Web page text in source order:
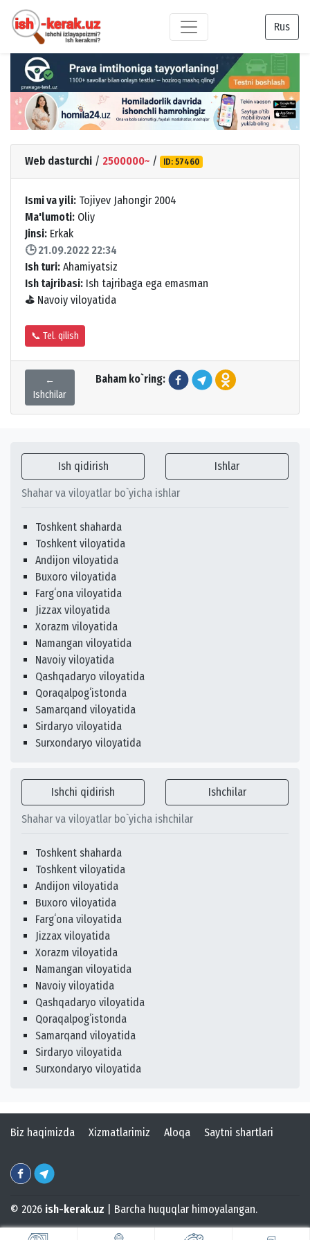
Rus
Web dasturchi / 2500000~ / ID: 57460
Ismi va yili: Tojiyev Jahongir 2004
Ma'lumoti: Oliy
Jinsi: Erkak
🕒 21.09.2022 22:34
Ish turi: Ahamiyatsiz
Ish tajribasi: Ish tajribaga ega emasman
⛳ Navoiy viloyatida
📞 Tel. qilish
←
Ishchilar
Baham ko`ring:
Ish qidirish Ishlar
Shahar va viloyatlar bo`yicha ishlar
Toshkent shaharda
Toshkent viloyatida
Andijon viloyatida
Buxoro viloyatida
Fargʻona viloyatida
Jizzax viloyatida
Xorazm viloyatida
Namangan viloyatida
Navoiy viloyatida
Qashqadaryo viloyatida
Qoraqalpogʻistonda
Samarqand viloyatida
Sirdaryo viloyatida
Surxondaryo viloyatida
Ishchi qidirish Ishchilar
Shahar va viloyatlar bo`yicha ishchilar
Toshkent shaharda
Toshkent viloyatida
Andijon viloyatida
Buxoro viloyatida
Fargʻona viloyatida
Jizzax viloyatida
Xorazm viloyatida
Namangan viloyatida
Navoiy viloyatida
Qashqadaryo viloyatida
Qoraqalpogʻistonda
Samarqand viloyatida
Sirdaryo viloyatida
Surxondaryo viloyatida
Biz haqimizda Xizmatlarimiz Aloqa Saytni shartlari
© 2026 ish-kerak.uz | Barcha huquqlar himoyalangan.